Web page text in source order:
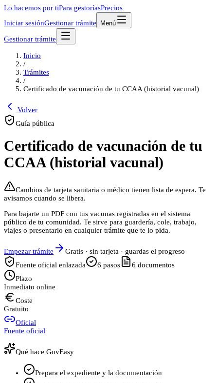
Lo hacemos por tiPara gestoríasPrecios
Iniciar sesiónGestionar trámite Menú
Gestionar trámite
Inicio
/
Trámites
/
Certificado de vacunación de tu CCAA (historial vacunal)
Volver
Guía pública
Certificado de vacunación de tu
CCAA (historial vacunal)
Cambios de tarjeta sanitaria o médico tienen lista de espera. Te
avisamos cuando se libera.
Para bajarte un PDF con tus vacunas registradas en el sistema
público de tu comunidad. Te sirve para guardería, cole, trabajo,
viajes o presentarlo en cualquier trámite que te lo pida.
Empezar trámite
Gratis · sin tarjeta · guardas el progreso
Fuente oficial enlazada
6 pasos 6 documentos
Plazo
Inmediato online
Coste
Gratuito
Oficial
Fuente oficial
Qué hace GovEasy
Prepara el expediente y la documentación